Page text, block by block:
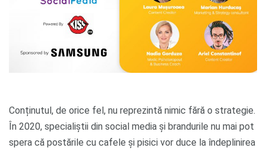
Conținutul, de orice fel, nu reprezintă nimic fără o strategie.
În 2020, specialiștii din social media și brandurile nu mai pot
spera că postările cu cafele și pisici vor duce la îndeplinirea